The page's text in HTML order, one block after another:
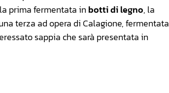
prima fermentata inbotti di legno, la
terza ad opera di Calagione, fermentata
sappia che sarà presentata in